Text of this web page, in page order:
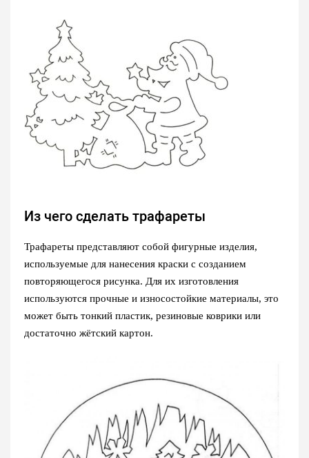
Из чего сделать трафареты
Трафареты представляют собой фигурные изделия,
используемые для нанесения краски с созданием
повторяющегося рисунка. Для их изготовления
используются прочные и износостойкие материалы, это
может быть тонкий пластик, резиновые коврики или
достаточно жётский картон.